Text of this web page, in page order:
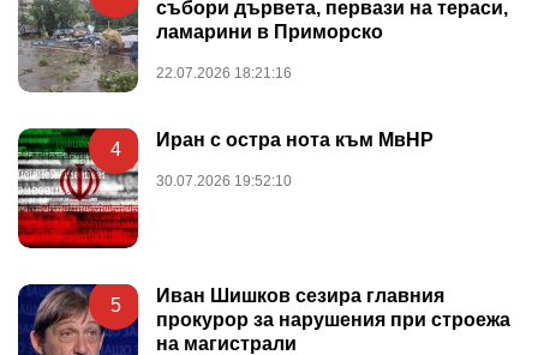
събори дървета, первази на тераси,
ламарини в Приморско
22.07.2026 18:21:16
4 Иран с остра нота към МвНР
30.07.2026 19:52:10
5
Иван Шишков сезира главния
прокурор за нарушения при строежа
на магистрали